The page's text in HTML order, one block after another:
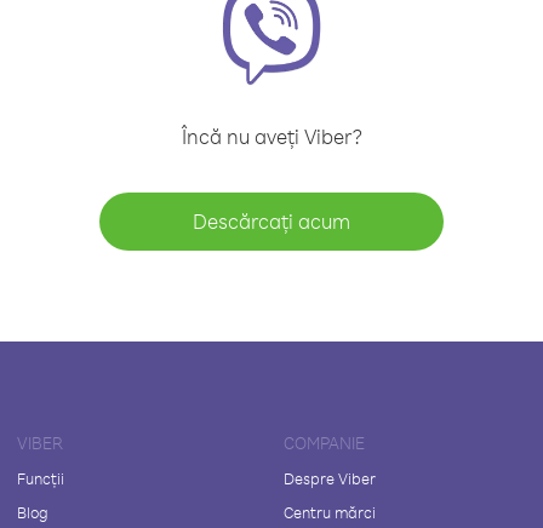
Încă nu aveți Viber?
Descărcați acum
VIBER
Funcții
Blog
COMPANIE
Despre Viber
Centru mărci